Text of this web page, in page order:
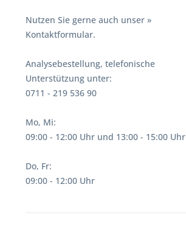
Nutzen Sie gerne auch unser »
Kontaktformular.
Analysebestellung, telefonische
Unterstützung unter:
0711 - 219 536 90
Mo, Mi:
09:00 - 12:00 Uhr und 13:00 - 15:00 Uhr
Do, Fr:
09:00 - 12:00 Uhr